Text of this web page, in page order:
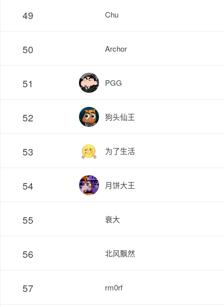
49 Chu
50 Archor
51 PGG
52 狗头仙王
53 为了生活
54 月饼大王
55 衰大
56 北风飘然
57 rm0rf